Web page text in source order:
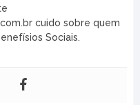
cuido sobre quem
Sociais.